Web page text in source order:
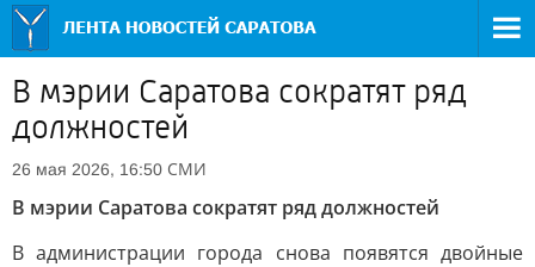
В мэрии Саратова сократят ряд
должностей
26 мая 2026, 16:50 СМИ
В мэрии Саратова сократят ряд должностей
В администрации города снова появятся двойные